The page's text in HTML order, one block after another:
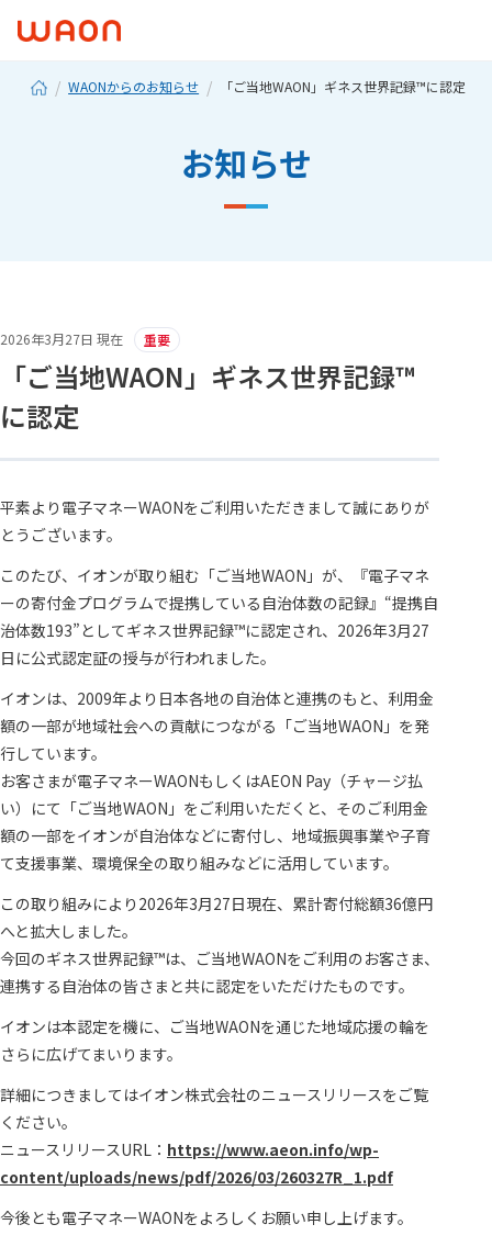
WAONからのお知らせ 「ご当地WAON」ギネス世界記録™に認定
お知らせ
2026年3月27日 現在 重要
「ご当地WAON」ギネス世界記録™
に認定
平素より電子マネーWAONをご利用いただきまして誠にありが
とうございます。
このたび、イオンが取り組む「ご当地WAON」が、『電子マネ
ーの寄付金プログラムで提携している自治体数の記録』“提携自
治体数193”としてギネス世界記録™に認定され、2026年3月27
日に公式認定証の授与が行われました。
イオンは、2009年より日本各地の自治体と連携のもと、利用金
額の一部が地域社会への貢献につながる「ご当地WAON」を発
行しています。
お客さまが電子マネーWAONもしくはAEON Pay（チャージ払
い）にて「ご当地WAON」をご利用いただくと、そのご利用金
額の一部をイオンが自治体などに寄付し、地域振興事業や子育
て支援事業、環境保全の取り組みなどに活用しています。
この取り組みにより2026年3月27日現在、累計寄付総額36億円
へと拡大しました。
今回のギネス世界記録™は、ご当地WAONをご利用のお客さま、
連携する自治体の皆さまと共に認定をいただけたものです。
イオンは本認定を機に、ご当地WAONを通じた地域応援の輪を
さらに広げてまいります。
詳細につきましてはイオン株式会社のニュースリリースをご覧
ください。
ニュースリリースURL： https://www.aeon.info/wp-
content/uploads/news/pdf/2026/03/260327R_1.pdf
今後とも電子マネーWAONをよろしくお願い申し上げます。